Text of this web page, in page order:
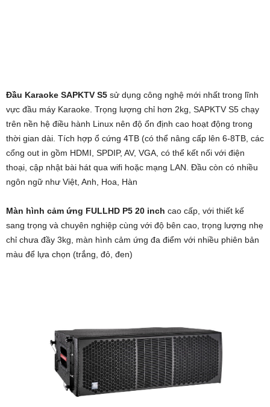
Đầu Karaoke SAPKTV S5 sử dụng công nghệ mới nhất trong lĩnh
vực đầu máy Karaoke. Trọng lượng chỉ hơn 2kg, SAPKTV S5 chạy
trên nền hệ điều hành Linux nên độ ổn định cao hoạt động trong
thời gian dài. Tích hợp ổ cứng 4TB (có thể nâng cấp lên 6-8TB, các
cổng out in gồm HDMI, SPDIP, AV, VGA, có thể kết nối với điện
thoại, cập nhật bài hát qua wifi hoặc mạng LAN. Đầu còn có nhiều
ngôn ngữ như Việt, Anh, Hoa, Hàn
Màn hình cảm ứng FULLHD P5 20 inch cao cấp, với thiết kế
sang trọng và chuyên nghiệp cùng với độ bên cao, trọng lượng nhẹ
chỉ chưa đầy 3kg, màn hình cảm ứng đa điểm với nhiều phiên bản
màu để lựa chọn (trắng, đỏ, đen)